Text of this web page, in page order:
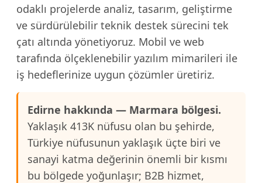
odaklı projelerde analiz, tasarım, geliştirme
ve sürdürülebilir teknik destek sürecini tek
çatı altında yönetiyoruz. Mobil ve web
tarafında ölçeklenebilir yazılım mimarileri ile
iş hedeflerinize uygun çözümler üretiriz.
Edirne hakkında — Marmara bölgesi.
Yaklaşık 413K nüfusu olan bu şehirde,
Türkiye nüfusunun yaklaşık üçte biri ve
sanayi katma değerinin önemli bir kısmı
bu bölgede yoğunlaşır; B2B hizmet,